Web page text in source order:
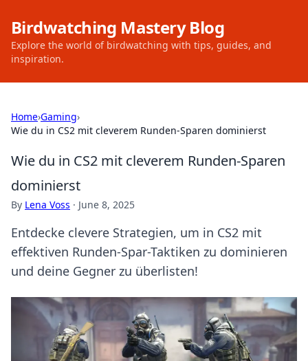
Birdwatching Mastery Blog
Explore the world of birdwatching with tips, guides, and
inspiration.
Home›Gaming›
Wie du in CS2 mit cleverem Runden-Sparen dominierst
Wie du in CS2 mit cleverem Runden-Sparen
dominierst
By Lena Voss · June 8, 2025
Entdecke clevere Strategien, um in CS2 mit
effektiven Runden-Spar-Taktiken zu dominieren
und deine Gegner zu überlisten!